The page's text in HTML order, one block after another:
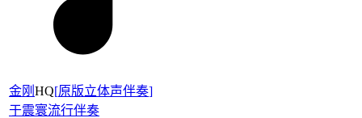
金刚 HQ[原版立体声伴奏]
于震寰流行伴奏